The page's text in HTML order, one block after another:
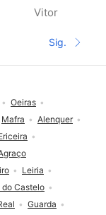
Vitor
Sig.
Leiria
do Castelo
Guarda
Oeiras
Mafra
Alenquer